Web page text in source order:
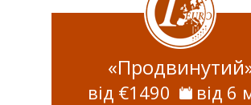
від €1490 від 6